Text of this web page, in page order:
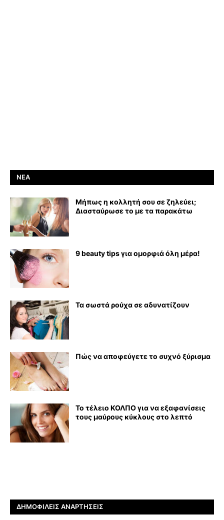
ΝΈΑ
Μήπως η κολλητή σου σε ζηλεύει;
Διασταύρωσε το με τα παρακάτω
9 beauty tips για ομορφιά όλη μέρα!
Τα σωστά ρούχα σε αδυνατίζουν
Πώς να αποφεύγετε το συχνό ξύρισμα
Το τέλειο ΚΟΛΠΟ για να εξαφανίσεις
τους μαύρους κύκλους στο λεπτό
ΔΗΜΟΦΙΛΕΊΣ ΑΝΑΡΤΉΣΕΙΣ